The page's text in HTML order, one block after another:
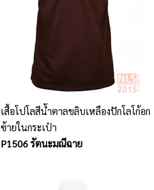
เสื้อโปโลสีน้ำตาลขลิบเหลืองปักโลโก้อก
ซ้ายในกระเป๋า
P1506 รัตนะมณีฉาย